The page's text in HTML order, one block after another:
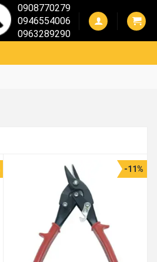
0908770279
0946554006
0963289290
-11%